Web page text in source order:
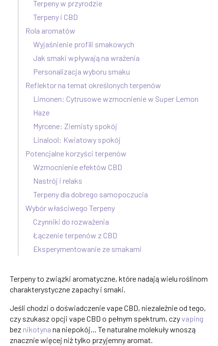
Terpeny w przyrodzie
Terpeny i CBD
Rola aromatów
Wyjaśnienie profili smakowych
Jak smaki wpływają na wrażenia
Personalizacja wyboru smaku
Reflektor na temat określonych terpenów
Limonen: Cytrusowe wzmocnienie w Super Lemon
Haze
Myrcene: Ziemisty spokój
Linalool: Kwiatowy spokój
Potencjalne korzyści terpenów
Wzmocnienie efektów CBD
Nastrój i relaks
Terpeny dla dobrego samopoczucia
Wybór właściwego Terpeny
Czynniki do rozważenia
Łączenie terpenów z CBD
Eksperymentowanie ze smakami
Terpeny to związki aromatyczne, które nadają wielu roślinom
charakterystyczne zapachy i smaki.
Jeśli chodzi o doświadczenie vape CBD, niezależnie od tego,
czy szukasz opcji vape CBD o pełnym spektrum, czyvaping
bez nikotyna na niepokój... Te naturalne molekuły wnoszą
znacznie więcej niż tylko przyjemny aromat.